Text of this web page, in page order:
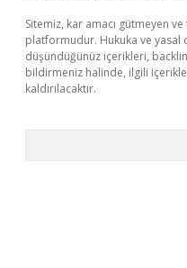
Sitemiz, kar amacı gütmeyen
platformudur. Hukuka ve yasal
düşündüğünüz içerikleri,
bildirmeniz halinde, ilgili
kaldırılacaktır.